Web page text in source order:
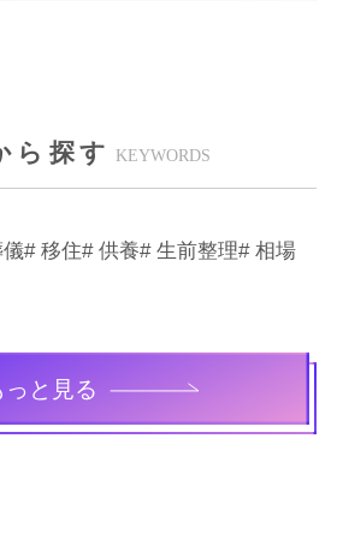
ら探す KEYWORDS
儀# 移住# 供養# 生前整理# 相場
っと見る